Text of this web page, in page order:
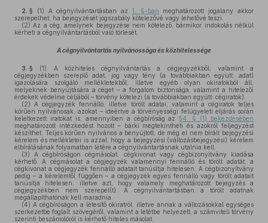
2. § (1) A cégnyilvántartásban az 1. §-ban meghatározott jogalany akkor
szerepelhet, ha bejegyzését jogszabály kötelezővé vagy lehetővé teszi.
(2) Az a cég, amelynek bejegyzése nem kötelező, bármikor indokolás nélkül
kérheti a cégnyilvántartásból való törlését.
A cégnyilvántartás nyilvánossága és közhitelessége
3. § (1)
A közhiteles cégnyilvántartás a cégjegyzékből, valamint a
cégjegyzékben szereplő adat, jog vagy tény (a továbbiakban együtt: adat)
igazolására szolgáló mellékletekből, illetve egyéb olyan okiratokból áll,
melyeknek benyújtására a céget – a forgalom biztonsága, valamint a hitelezői
érdekek védelme céljából – törvény kötelezi (a továbbiakban együtt: cégiratok).
(2) A cégjegyzék fennálló, illetve törölt adatai, valamint a cégiratok teljes
körűen nyilvánosak, azokat – ideértve a törvényességi felügyeleti eljárás során
keletkezett iratokat is, amennyiben a cégbíróság az54. § (1) bekezdésében
meghatározott intézkedést hozott – bárki megtekintheti és azokról feljegyzést
készíthet. Teljes körűen nyilvános a benyújtott, de még el nem bírált bejegyzési
kérelem és mellékletei is azzal, hogy a bejegyzési (változásbejegyzési) kérelem
elbírálásának folyamatban létére a cégnyilvántartásnak utalnia kell.
(3) A cégbíróságon cégmásolat, cégkivonat vagy cégbizonyítvány kiadása
kérhető. A cégmásolat a cégjegyzék valamennyi fennálló és törölt adatát, a
cégkivonat a cégjegyzék fennálló adatait tanúsítja hitelesen. A cégbizonyítvány
pedig – a kérelemtől függően – a cégjegyzék egyes fennálló vagy törölt adatait
tanúsítja hitelesen, illetve azt, hogy valamely meghatározott bejegyzés a
cégjegyzékben nem szerepel(t). A cégnyilvántartásban a törölt adatnak
megállapíthatónak kell maradnia.
(4) A cégbíróságon a létesítő okiratról, illetve annak a változásokkal egységes
szerkezetbe foglalt szövegéről, valamint a letétbe helyezett, a számviteli törvény
szerinti beszámolóról is kérhető hiteles másolat.